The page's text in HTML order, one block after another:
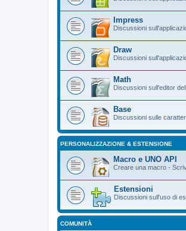
Impress
Discussioni
Draw
Discussioni
Math
Discussioni sull'editor
Base
Discussioni sulle
PERSONALIZZAZIONE & ESTENSIONE
Macro e UNO API
Creare una macro -
Estensioni
Discussioni sull'uso di
COMUNITÀ